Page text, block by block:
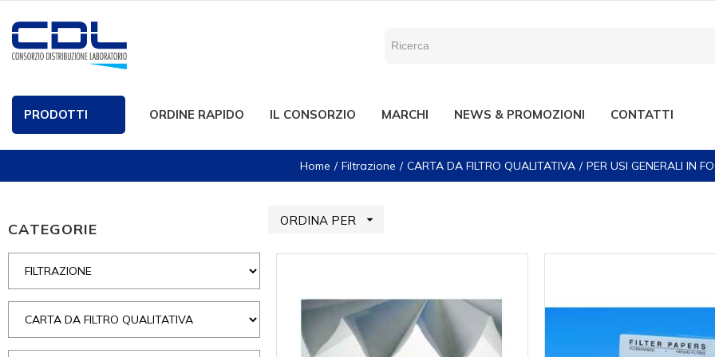
PRODOTTI ORDINE RAPIDO IL CONSORZIO MARCHI NEWS & PROMOZIONI CONTATTI
Home Filtrazione CARTA DA FILTRO QUALITATIVA PER USI GENERALI IN
CATEGORIE ORDINA PER 